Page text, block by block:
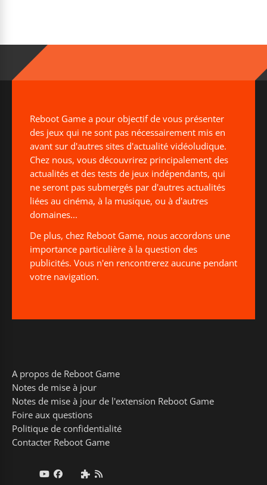
Reboot Game a pour objectif de vous présenter
des jeux qui ne sont pas nécessairement mis en
avant sur d'autres sites d'actualité vidéoludique.
Chez nous, vous découvrirez principalement des
actualités et des tests de jeux indépendants, qui
ne seront pas submergés par d'autres actualités
liées au cinéma, à la musique, ou à d'autres
domaines...
De plus, chez Reboot Game, nous accordons une
importance particulière à la question des
publicités. Vous n'en rencontrerez aucune pendant
votre navigation.
A propos de Reboot Game
Notes de mise à jour
Notes de mise à jour de l'extension Reboot Game
Foire aux questions
Politique de confidentialité
Contacter Reboot Game